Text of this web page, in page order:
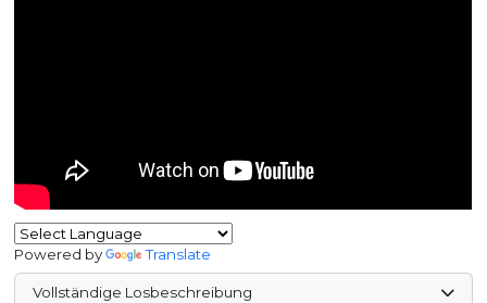
Powered by Translate
Vollständige Losbeschreibung